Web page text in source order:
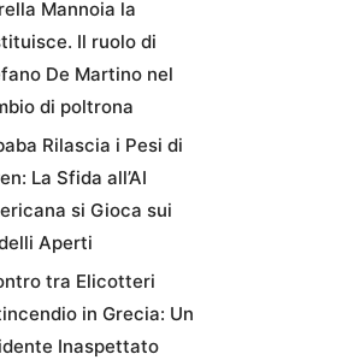
Mannoia la
Il ruolo di
De Martino nel
di poltrona
Rilascia i Pesi di
La Sfida all’AI
si Gioca sui
Aperti
tra Elicotteri
in Grecia: Un
Inaspettato